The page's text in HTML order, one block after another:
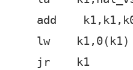
add
lw
jr    k1